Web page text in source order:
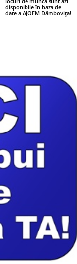
disponibile în baza de
date a AJOFM Dâmbovița!